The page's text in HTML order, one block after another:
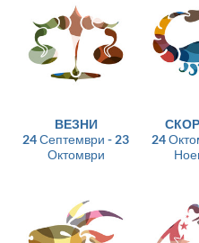
ВЕЗНИ
24 Септември - 23
Октомври
24